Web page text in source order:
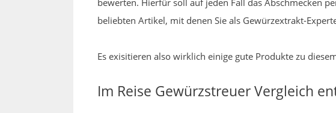
bewerten. Hierfür soll auf jeden Fall das Abschmecken
beliebten Artikel, mit denen Sie als Gewürzextrakt-
Es exisitieren also wirklich einige gute Produkte zu
Im Reise Gewürzstreuer Vergleich